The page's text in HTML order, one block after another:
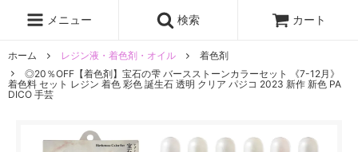
メニュー 検索 カート
ホーム レジン液・着色剤・オイル
着色剤
◎20％OFF【着色剤】宝石の雫 バースストーンカラーセット 《7-12月》
着色料 セット レジン 着色 彩色 誕生石 透明 クリア パジコ 2023 新作 新色 PA
DICO 手芸